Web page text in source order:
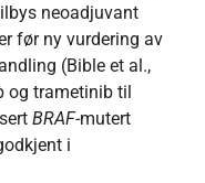
neoadjuvant
før ny vurdering av
(Bible et al.,
og trametinib til
BRAF-mutert
i